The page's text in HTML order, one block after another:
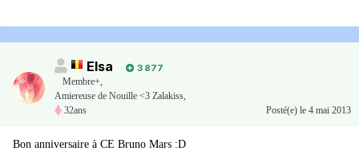
Elsa
3 877
Membre+,
Amiereuse de Nouille <3 Zalakiss,
32ans
Posté(e) le 4 mai 2013
Bon anniversaire à CE Bruno Mars :D